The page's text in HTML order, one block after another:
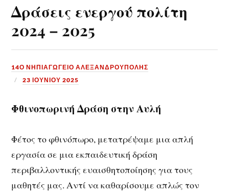
Δράσεις ενεργού πολίτη
2024 – 2025
14Ο ΝΗΠΙΑΓΩΓΕΙΟ ΑΛΕΞΑΝΔΡΟΥΠΟΛΗΣ
23 ΙΟΥΝΊΟΥ 2025
Φθινοπωρινή Δράση στην Αυλή
Φέτος το φθινόπωρο, μετατρέψαμε μια απλή
εργασία σε μια εκπαιδευτική δράση
περιβαλλοντικής ευαισθητοποίησης για τους
μαθητές μας. Αντί να καθαρίσουμε απλώς τον